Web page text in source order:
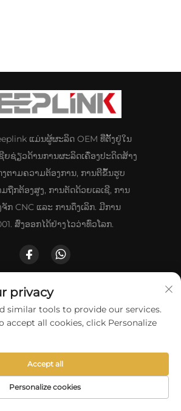
ແມ່ນຜູ້ຜະລິດ OEM ທີ່ຕັ້ງຢູ່ໃນ
ຍຊ່ຽວດ້ານການຜະລິດເຄື່ອງປະດິດສ້າງ
ຕາມຄວາມຕ້ອງການ, ການຕີຂຶ້ນຮູບ
ຖືກຕ້ອງສູງ, ການຕັດດ້ວຍເລເຊີ, ການ
ກ CNC ແລະ ການດຶງເລິກ. ມີການ
ສົ່ງອອກໄດ້ຢ່າງໄວວ່າທົ່ວໂລກ.
ຕິດຕໍ່ພວກເຮົາ
ະກິດ ສ່ວນຕາເວັນຕົກຂອງເມືອງນັນປີ, ເມືອງຈັງ
[email protected]
privacy
similar tools to provide our services.
accept all cookies, click Personalize
Personalize cookies
Accept all